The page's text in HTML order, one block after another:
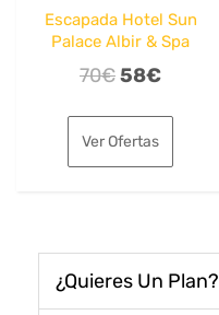
Escapada Hotel Sun
Palace Albir & Spa
70€El
original
era:
58€El
es:
Ver Ofertas
¿Quieres Un Plan?